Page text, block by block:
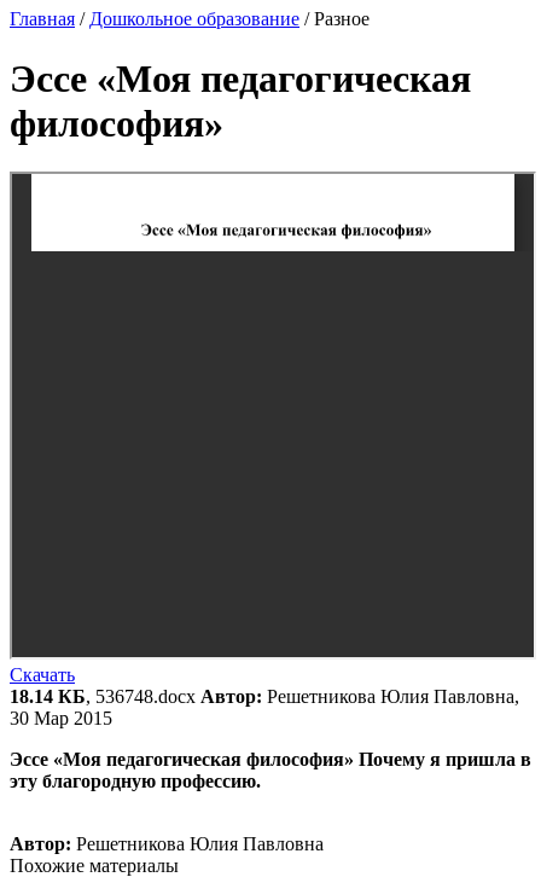
Главная / Дошкольное образование /Разное
Эссе «Моя педагогическая
философия»
Скачать
18.14 КБ, 536748.docx Автор: Решетникова Юлия Павловна,
30 Мар 2015
Эссе «Моя педагогическая философия» Почему я пришла в
эту благородную профессию.
Автор: Решетникова Юлия Павловна
Похожие материалы